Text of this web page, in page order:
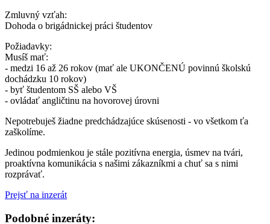
Zmluvný vzťah:
Dohoda o brigádnickej práci študentov
Požiadavky:
Musíš mať:
- medzi 16 až 26 rokov (mať ale UKONČENÚ povinnú školskú
dochádzku 10 rokov)
- byť študentom SŠ alebo VŠ
- ovládať angličtinu na hovorovej úrovni
Nepotrebuješ žiadne predchádzajúce skúsenosti - vo všetkom ťa
zaškolíme.
Jedinou podmienkou je stále pozitívna energia, úsmev na tvári,
proaktívna komunikácia s našimi zákazníkmi a chuť sa s nimi
rozprávať.
Prejsť na inzerát
Podobné inzeráty: